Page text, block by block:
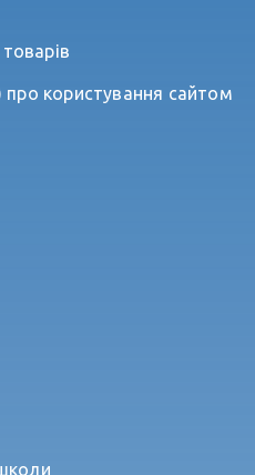
про користування сайтом